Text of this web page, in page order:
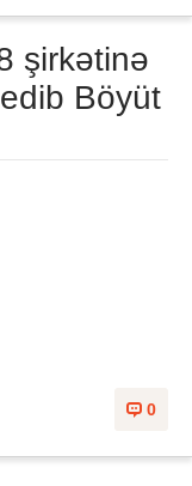
şirkətinə
Böyüt
0